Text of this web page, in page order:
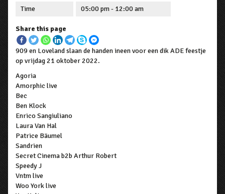
Time 05:00 pm - 12:00 am
Share this page
909 en Loveland slaan de handen ineen voor een dik ADE feestje
op vrijdag 21 oktober 2022.
Agoria
Amorphic live
Bec
Ben Klock
Enrico Sangiuliano
Laura Van Hal
Patrice Bäumel
Sandrien
Secret Cinema b2b Arthur Robert
Speedy J
Vntm live
Woo York live